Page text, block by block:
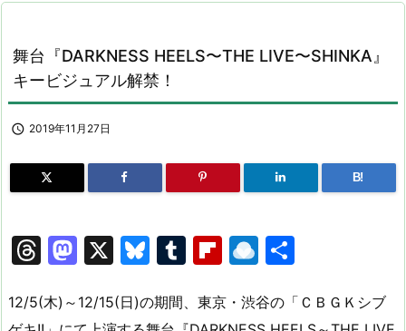
舞台『DARKNESS HEELS〜THE LIVE〜SHINKA』
キービジュアル解禁！
 2019年11月27日
B!
T
e
M
st
X
Bl
e
T
m
Fl
b
R
n
12/5(木)～12/15(日)の期間、東京・渋谷の「ＣＢＧＫシブ